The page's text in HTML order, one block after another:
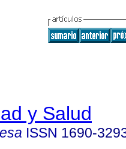
y Salud
ISSN 1690-